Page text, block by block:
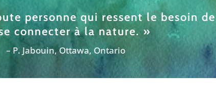
personne qui ressent le besoin
connecter à la nature. »
– P. Jabouin, Ottawa, Ontario